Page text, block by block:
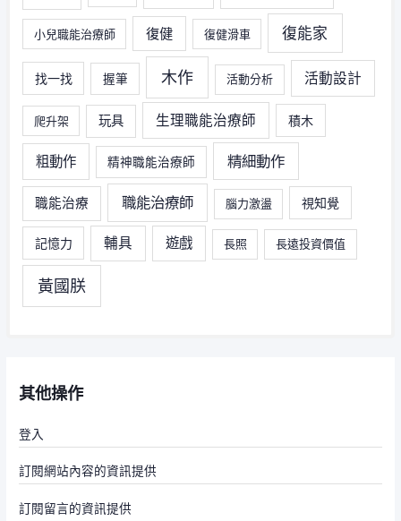
小兒職能治療師 復健 復健滑車 復能家
找一找 握筆 木作 活動分析 活動設計
爬升架 玩具 生理職能治療師 積木
粗動作 精神職能治療師 精細動作
職能治療 職能治療師 腦力激盪 視知覺
記憶力 輔具 遊戲 長照 長遠投資價值
黃國朕
其他操作
登入
訂閱網站內容的資訊提供
訂閱留言的資訊提供